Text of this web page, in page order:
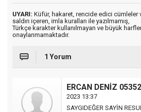
UYARI: Küfür, hakaret, rencide edici cümleler
saldırı içeren, imla kuralları ile yazılmamış,
Türkçe karakter kullanılmayan ve büyük
onaylanmamaktadır.
1 Yorum
ERCAN DENİZ
2023 13:37
SAYGIDEĞER SAYİN